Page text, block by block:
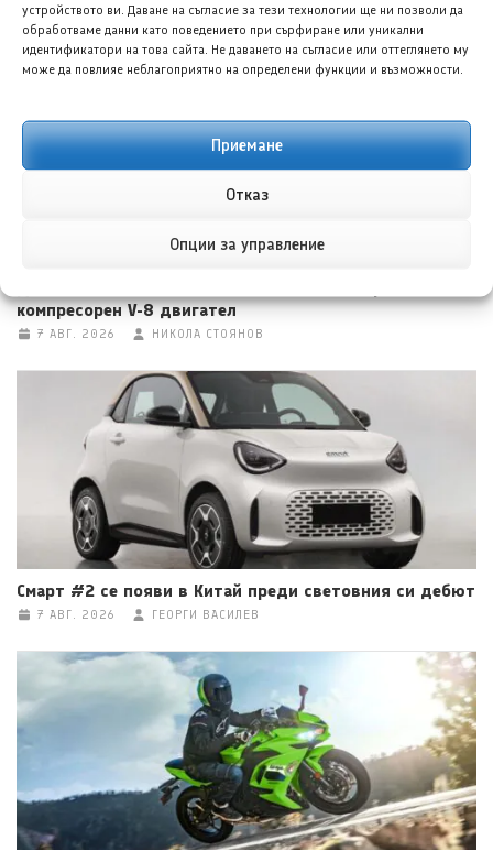
устройството ви. Даване на съгласие за тези технологии ще ни позволи да
обработваме данни като поведението при сърфиране или уникални
идентификатори на това сайта. Не даването на съгласие или оттеглянето му
може да повлияе неблагоприятно на определени функции и възможности.
Приемане
Отказ
Опции за управление
НОВИ ПУБЛИКАЦИИ
компресорен V-8 двигател
7 АВГ. 2026 НИКОЛА СТОЯНОВ
Смарт #2 се появи в Китай преди световния си дебют
7 АВГ. 2026 ГЕОРГИ ВАСИЛЕВ